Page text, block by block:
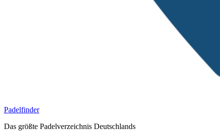
Padelfinder
Das größte Padelverzeichnis Deutschlands